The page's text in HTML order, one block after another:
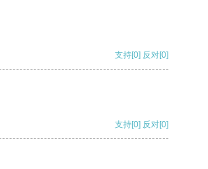
支持[0] 反对[0]
支持[0] 反对[0]